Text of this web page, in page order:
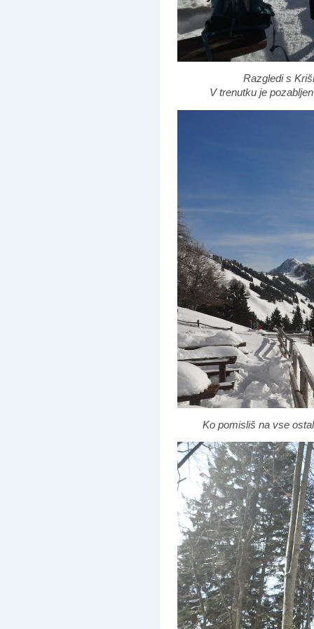
Razgledi s
V trenutku je
Ko pomisliš na vse